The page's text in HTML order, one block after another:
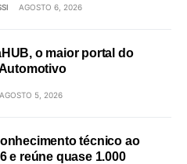
AGOSTO 6, 2026
o maior portal do
AGOSTO 5, 2026
técnico ao
e reúne quase 1.000